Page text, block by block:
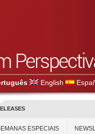
English
ESPECIAIS